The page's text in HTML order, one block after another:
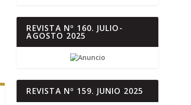
REVISTA Nº 160. JULIO-
AGOSTO 2025
REVISTA Nº 159. JUNIO 2025